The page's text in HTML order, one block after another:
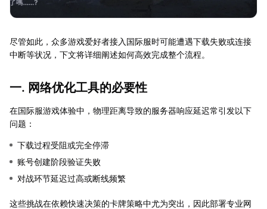
尽管如此，众多游戏爱好者接入国际服时可能遭遇下载失败或连接
中断等状况，下文将详细阐述如何高效完成整个流程。
一. 网络优化工具的必要性
在国际服游戏体验中，物理距离导致的服务器响应延迟常引发以下
问题：
下载过程受阻或完全停滞
账号创建阶段验证失败
对战环节延迟过高或断线频繁
这些挑战在依赖快速决策的卡牌策略中尤为突出，因此部署专业网